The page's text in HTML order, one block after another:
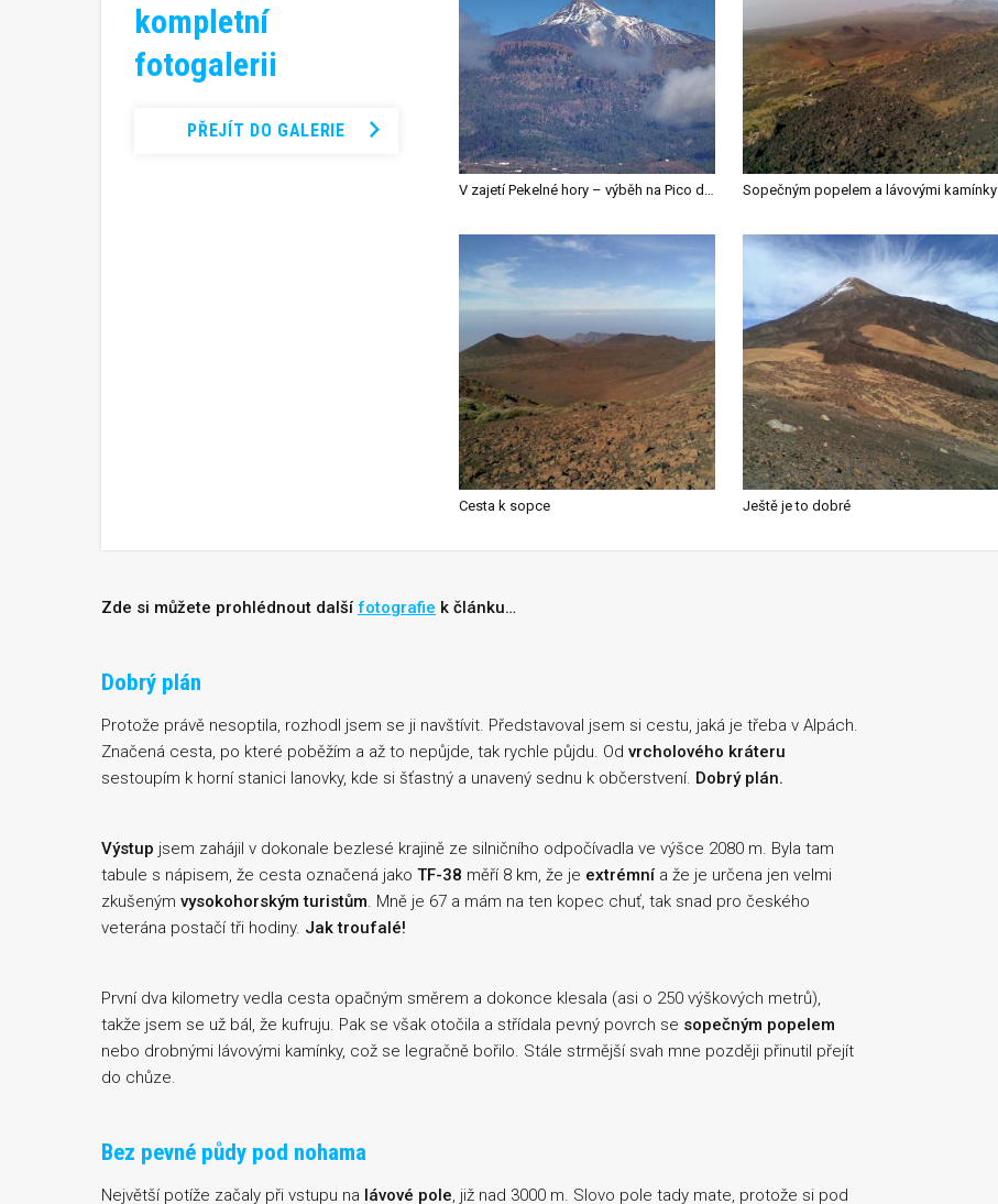
kompletní
fotogalerii
PŘEJÍT DO GALERIE
Sopečným popelem a lávovými kamínky
Cesta k sopce Ještě je to dobré
Zde si můžete prohlédnout další fotografie k článku…
Dobrý plán
Protože právě nesoptila, rozhodl jsem se ji navštívit. Představoval jsem si cestu, jaká je třeba v Alpách.
Značená cesta, po které poběžím a až to nepůjde, tak rychle půjdu. Od vrcholového kráteru
sestoupím k horní stanici lanovky, kde si šťastný a unavený sednu k občerstvení. Dobrý plán.
Výstup jsem zahájil v dokonale bezlesé krajině ze silničního odpočívadla ve výšce 2080 m. Byla tam
tabule s nápisem, že cesta označená jako TF-38 měří 8 km, že je extrémní a že je určena jen velmi
zkušeným vysokohorským turistům. Mně je 67 a mám na ten kopec chuť, tak snad pro českého
veterána postačí tři hodiny. Jak troufalé!
První dva kilometry vedla cesta opačným směrem a dokonce klesala (asi o 250 výškových metrů),
takže jsem se už bál, že kufruju. Pak se však otočila a střídala pevný povrch se sopečným popelem
nebo drobnými lávovými kamínky, což se legračně bořilo. Stále strmější svah mne později přinutil přejít
do chůze.
Bez pevné půdy pod nohama
Největší potíže začaly při vstupu na lávové pole, již nad 3000 m. Slovo pole tady mate, protože si pod